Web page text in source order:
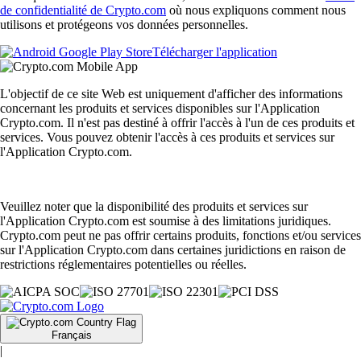
de confidentialité de Crypto.com où nous expliquons comment nous
utilisons et protégeons vos données personnelles.
Télécharger l'application
L'objectif de ce site Web est uniquement d'afficher des informations
concernant les produits et services disponibles sur l'Application
Crypto.com. Il n'est pas destiné à offrir l'accès à l'un de ces produits et
services. Vous pouvez obtenir l'accès à ces produits et services sur
l'Application Crypto.com.
Veuillez noter que la disponibilité des produits et services sur
l'Application Crypto.com est soumise à des limitations juridiques.
Crypto.com peut ne pas offrir certains produits, fonctions et/ou services
sur l'Application Crypto.com dans certaines juridictions en raison de
restrictions réglementaires potentielles ou réelles.
Français
|